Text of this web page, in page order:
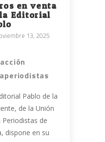
en venta
Editorial
13, 2025
Pablo de la
de la Unión
Periodistas de
dispone en su